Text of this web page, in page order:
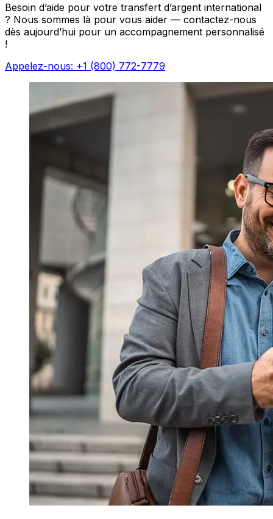
Besoin d’aide pour votre transfert d’argent international
? Nous sommes là pour vous aider — contactez-nous
dès aujourd’hui pour un accompagnement personnalisé
!
Appelez-nous: +1 (800) 772-7779